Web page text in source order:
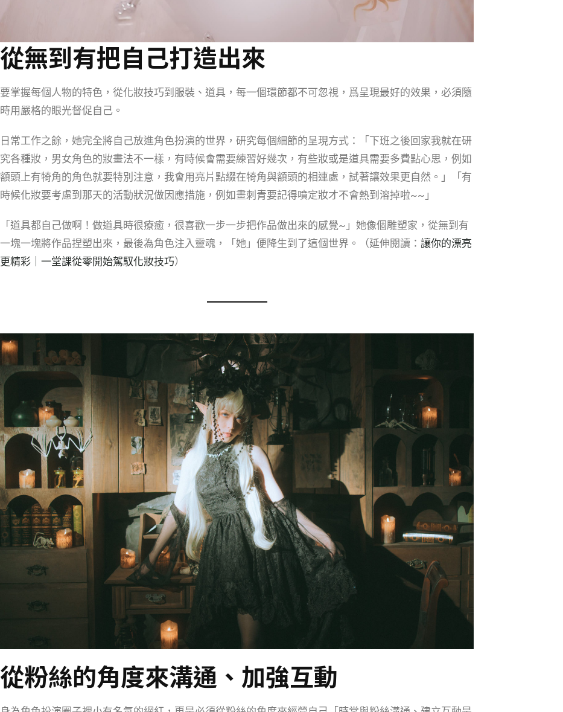
從無到有把自己打造出來
要掌握每個人物的特色，從化妝技巧到服裝、道具，每一個環節都不可忽視，爲呈現最好的效果，必須隨
時用嚴格的眼光督促自己。
日常工作之餘，她完全將自己放進角色扮演的世界，研究每個細節的呈現方式：「下班之後回家我就在研
究各種妝，男女角色的妝畫法不一樣，有時候會需要練習好幾次，有些妝或是道具需要多費點心思，例如
額頭上有犄角的角色就要特別注意，我會用亮片點綴在犄角與額頭的相連處，試著讓效果更自然。」「有
時候化妝要考慮到那天的活動狀況做因應措施，例如畫刺青要記得噴定妝才不會熱到溶掉啦~~」
「道具都自己做啊！做道具時很療癒，很喜歡一步一步把作品做出來的感覺~」她像個雕塑家，從無到有
一塊一塊將作品捏塑出來，最後為角色注入靈魂，「她」便降生到了這個世界。（延伸閱讀： 讓你的漂亮
更精彩｜一堂課從零開始駕馭化妝技巧）
從粉絲的角度來溝通、加強互動